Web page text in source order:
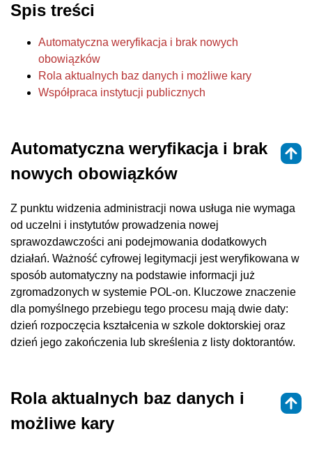
Spis treści
Automatyczna weryfikacja i brak nowych
obowiązków
Rola aktualnych baz danych i możliwe kary
Współpraca instytucji publicznych
Automatyczna weryfikacja i brak
nowych obowiązków
Z punktu widzenia administracji nowa usługa nie wymaga
od uczelni i instytutów prowadzenia nowej
sprawozdawczości ani podejmowania dodatkowych
działań. Ważność cyfrowej legitymacji jest weryfikowana w
sposób automatyczny na podstawie informacji już
zgromadzonych w systemie POL-on. Kluczowe znaczenie
dla pomyślnego przebiegu tego procesu mają dwie daty:
dzień rozpoczęcia kształcenia w szkole doktorskiej oraz
dzień jego zakończenia lub skreślenia z listy doktorantów.
Rola aktualnych baz danych i
możliwe kary